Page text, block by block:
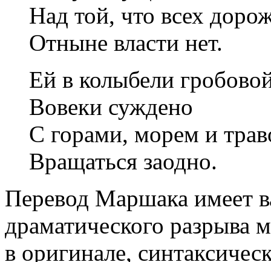
Над той, что всех
Отныне власти нет.
Ей в колыбели
Вовеки суждено
С горами, морем и
Вращаться заодно.
Перевод Маршака имеет
драматического разрыва
в оригинале,